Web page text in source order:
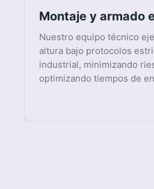
Nuestras
En nuestra empresa